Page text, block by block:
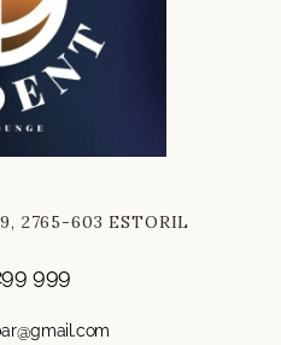
2765-603 ESTORIL
999